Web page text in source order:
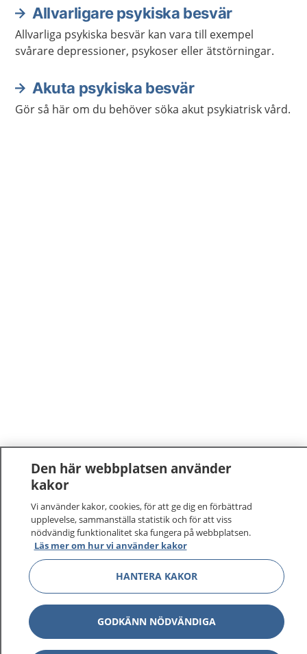
Allvarligare psykiska besvär
Allvarliga psykiska besvär kan vara till exempel
svårare depressioner, psykoser eller ätstörningar.
Akuta psykiska besvär
Gör så här om du behöver söka akut psykiatrisk vård.
1177–tryggt om din hälsa och vård
På 1177.se får du råd om hälsa och information om
sjukdomar och vilka mottagningar du kan kontakta.
Logga in för att läsa din journal och göra dina
vårdärenden. Ring telefonnummer 1177 för
Den här webbplatsen använder
kakor
Vi använder kakor, cookies, för att ge dig en förbättrad
upplevelse, sammanställa statistik och för att viss
nödvändig funktionalitet ska fungera på webbplatsen.
Läs mer om hur vi använder kakor
HANTERA KAKOR
GODKÄNN NÖDVÄNDIGA